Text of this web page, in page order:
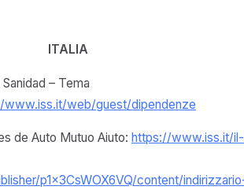
ITALIA
– Tema
www.iss.it/web/guest/dipendenze
de Auto Mutuo Aiuto: https://www.iss.it/il-
p1x3CsWOX6VQ/content/